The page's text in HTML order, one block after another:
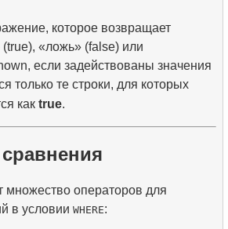
которое возвращает
«ложь» (false) или
если задействованы значения
только те строки, для которых
как true.
множество операторов для
в условии WHERE: